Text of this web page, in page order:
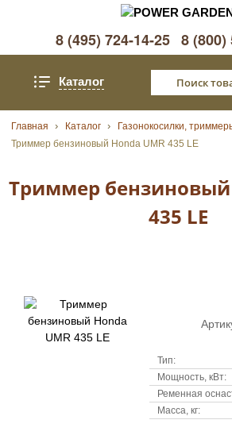
8 (495) 724-14-25 8 (800)
Каталог
Главная Каталог Газонокосилки,
Триммер бензиновый Honda UMR 435 LE
Триммер бензиновый
435 LE
Тип:
Мощность, кВт:
Ременная
Масса, кг: